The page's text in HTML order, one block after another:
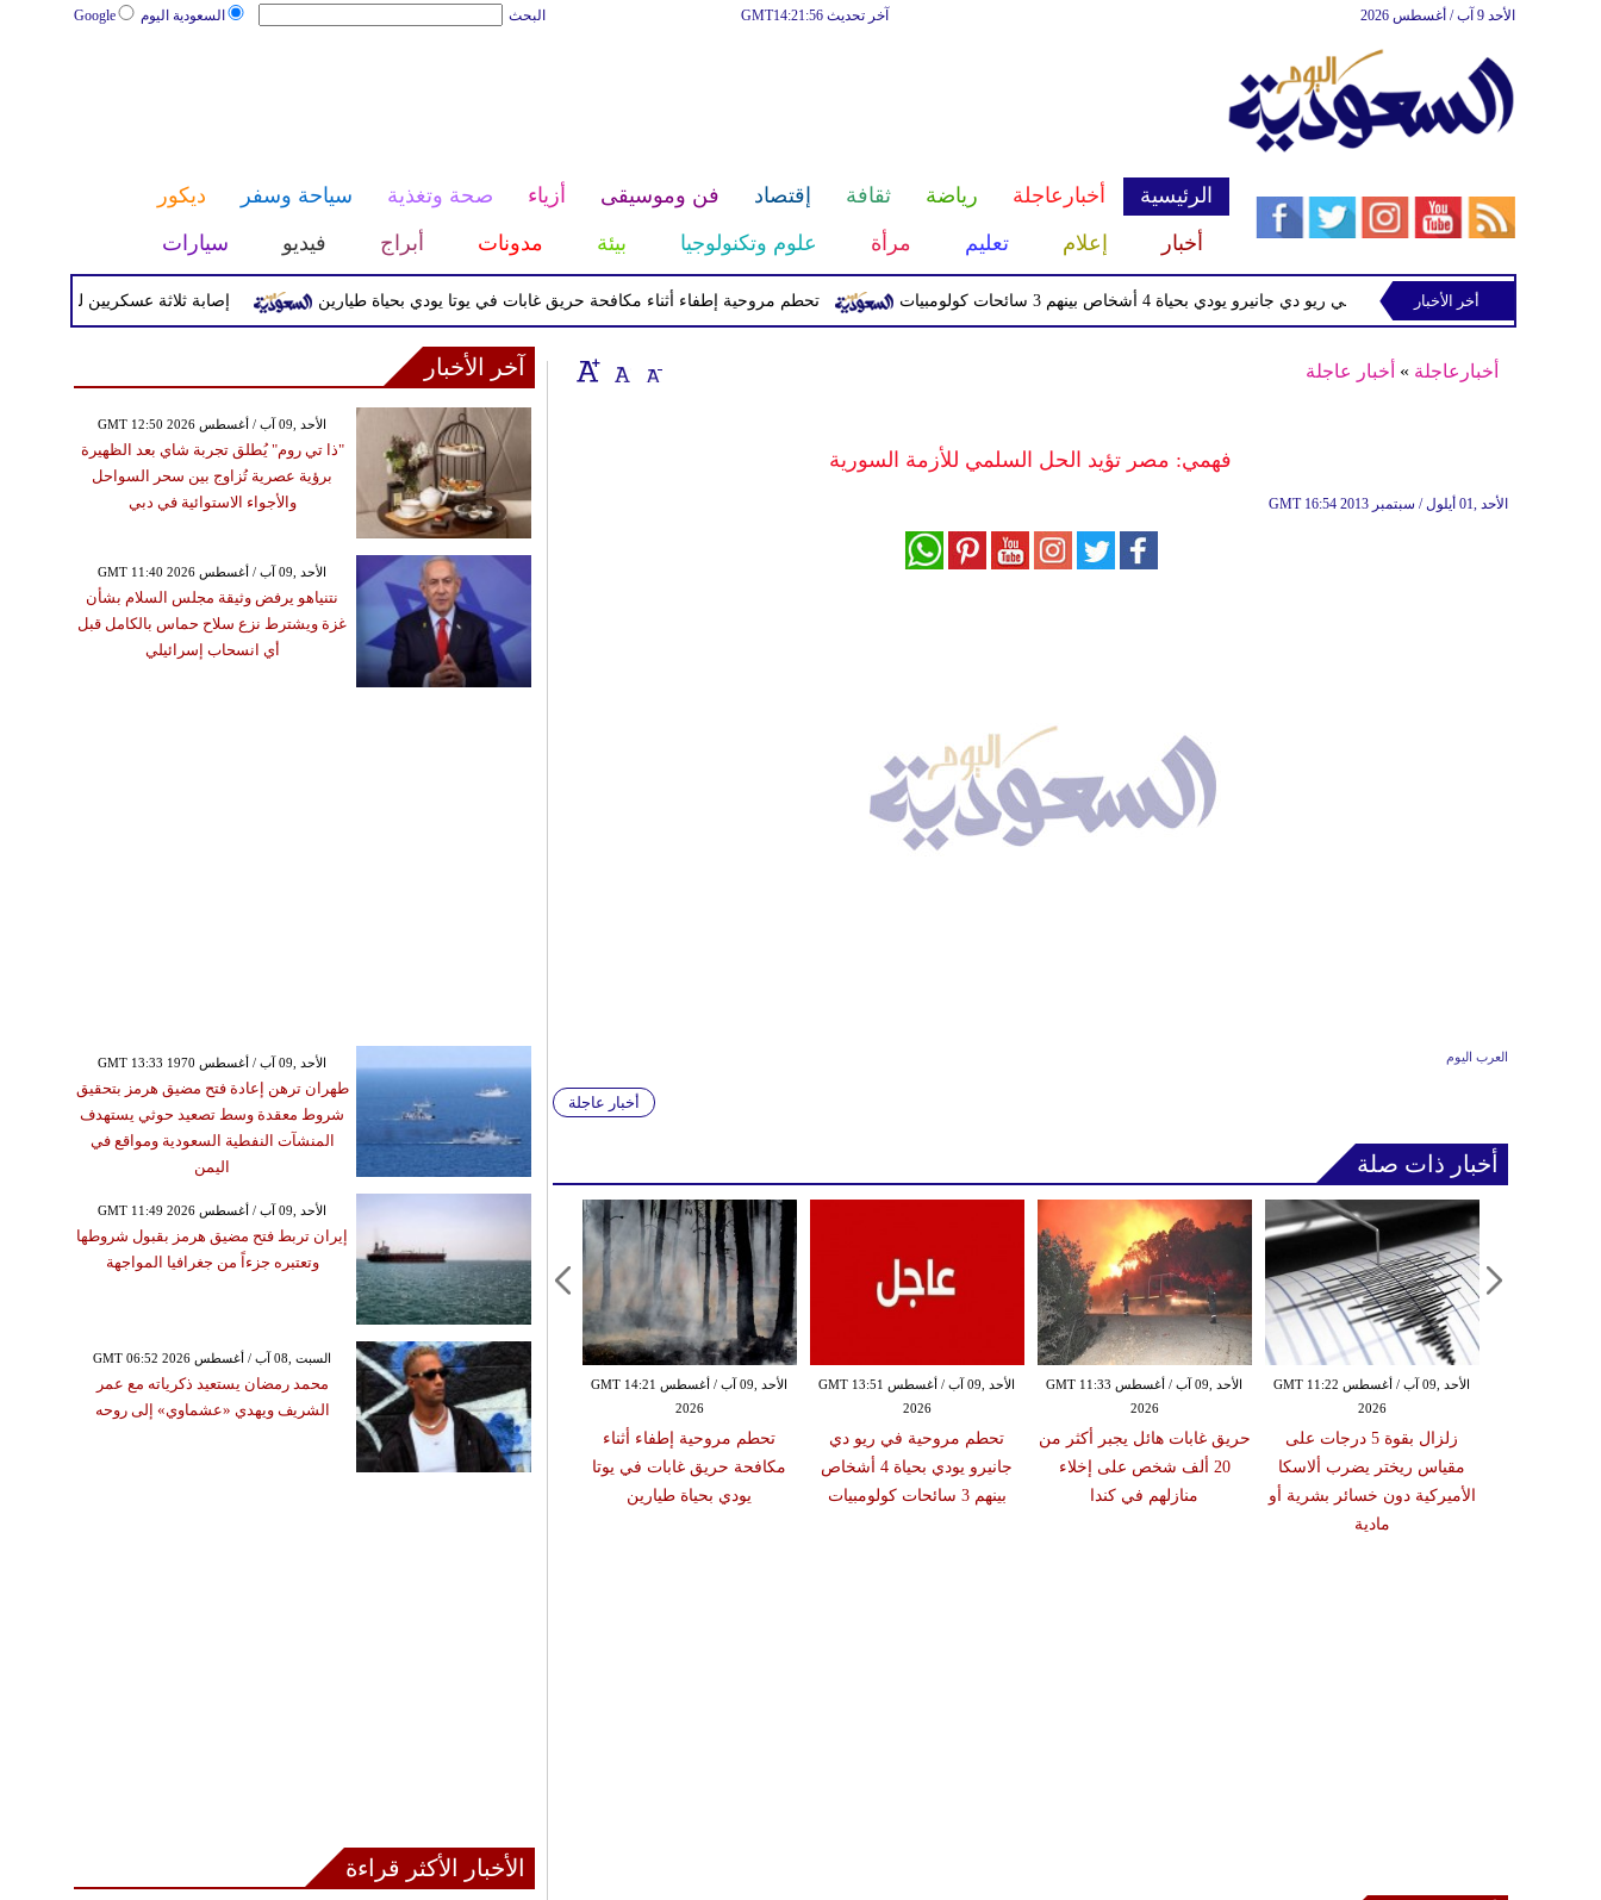
السعودية اليوم Google البحث آخر تحديث GMT14:21:56 الأحد 9 آب / أغسطس 2026
الرئيسية أخبارعاجلة رياضة ثقافة إقتصاد فن وموسيقى أزياء صحة وتغذية سياحة وسفر
ديكور
أخبار
إعلام تعليم مرأة علوم وتكنولوجيا بيئة مدونات أبراج فيديو سيارات
إصابة ثلاثة عسكريين لبنانيين أثناء تحطم مروحية إطفاء أثناء مكافحة حريق غابات في يوتا يودي بحياة طيارين تحطم مروحية في ريو دي جانيرو يودي بحياة 4 أشخاص بينهم 3 سائحات كولومبيات
أخر الأخبار
أخبارعاجلة » أخبار عاجلة
فهمي: مصر تؤيد الحل السلمي للأزمة السورية
GMT 16:54 2013 الأحد ,01 أيلول / سبتمبر
العرب اليوم
أخبار عاجلة
أخبار ذات صلة
الأحد ,09 آب / أغسطس GMT 14:21
2026
تحطم مروحية إطفاء أثناء
مكافحة حريق غابات في يوتا
يودي بحياة طيارين
الأحد ,09 آب / أغسطس GMT 13:51
2026
تحطم مروحية في ريو دي
جانيرو يودي بحياة 4 أشخاص
بينهم 3 سائحات كولومبيات
الأحد ,09 آب / أغسطس GMT 11:33
2026
حريق غابات هائل يجبر أكثر من
20 ألف شخص على إخلاء
منازلهم في كندا
الأحد ,09 آب / أغسطس GMT 11:22
2026
زلزال بقوة 5 درجات على
مقياس ريختر يضرب ألاسكا
الأميركية دون خسائر بشرية أو
مادية
آخر الأخبار
GMT 12:50 2026 الأحد ,09 آب / أغسطس
"ذا تي روم" يُطلق تجربة شاي بعد الظهيرة
برؤية عصرية تُزاوج بين سحر السواحل
والأجواء الاستوائية في دبي
GMT 11:40 2026 الأحد ,09 آب / أغسطس
نتنياهو يرفض وثيقة مجلس السلام بشأن
غزة ويشترط نزع سلاح حماس بالكامل قبل
أي انسحاب إسرائيلي
GMT 13:33 1970 الأحد ,09 آب / أغسطس
طهران ترهن إعادة فتح مضيق هرمز بتحقيق
شروط معقدة وسط تصعيد حوثي يستهدف
المنشآت النفطية السعودية ومواقع في
اليمن
GMT 11:49 2026 الأحد ,09 آب / أغسطس
إيران تربط فتح مضيق هرمز بقبول شروطها
وتعتبره جزءاً من جغرافيا المواجهة
GMT 06:52 2026 السبت ,08 آب / أغسطس
محمد رمضان يستعيد ذكرياته مع عمر
الشريف ويهدي «عشماوي» إلى روحه
الأخبار الأكثر قراءة